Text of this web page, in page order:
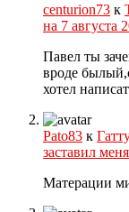
centurion73 к
на 7 августа
Павел ты
вроде
хотел
Pato83 к
заставил
Матерации